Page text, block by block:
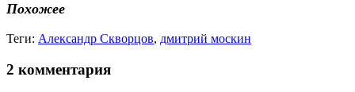
Похожее
Теги: Александр Скворцов, дмитрий москин
2 комментария